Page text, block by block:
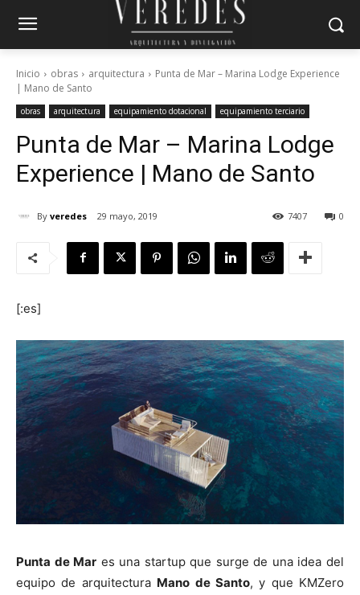
Inicio obras arquitectura
Punta de Mar – Marina Lodge Experience
| Mano de Santo
obras arquitectura equipamiento dotacional equipamiento terciario
Punta de Mar – Marina Lodge
Experience | Mano de Santo
By veredes 29 mayo, 2019 0
7407
[:es]
Punta de Mar es una startup que surge de una idea del
equipo de arquitectura Mano de Santo, y que KMZero